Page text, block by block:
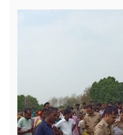
फूड
जॉब्स